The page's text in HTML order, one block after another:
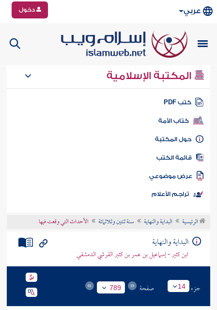
عربي دخول
المكتبة الإسلامية
كتب PDF
كتاب الأمة
المكتبة
الكتب
موضوعي
تراجم الأعلام
الرئيسية البداية والنهاية سنة ثنتين وثلاثمائة الأحداث التي وقعت فيها
البداية والنهاية
ابن كثير - إسماعيل بن عمر بن كثير القرشي الدمشقي
جزء 14 صفحة 789